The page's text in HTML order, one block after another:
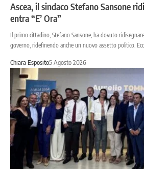
Ascea, il sindaco Stefano Sansone
entra “E’ Ora”
Il primo cittadino, Stefano Sansone, ha dovuto
governo, ridefinendo anche un nuovo assetto politico.
Chiara Esposito5 Agosto 2026